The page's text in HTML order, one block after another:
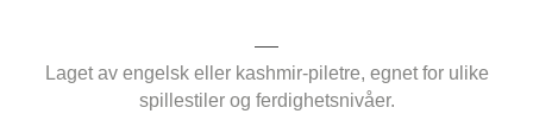
Laget av engelsk eller kashmir-piletre, egnet for ulike
spillestiler og ferdighetsnivåer.